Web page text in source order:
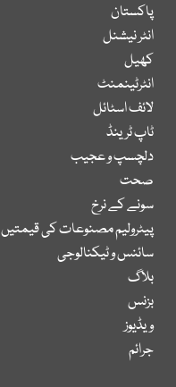
پاکستان
انٹر نیشنل
کھیل
انٹرٹینمنٹ
لائف اسٹائل
ٹاپ ٹرینڈ
دلچسپ و عجیب
صحت
سونے کے نرخ
پیٹرولیم مصنوعات کی قیمتیں
سائنس و ٹیکنالوجی
بلاگ
بزنس
ویڈیوز
جرائم